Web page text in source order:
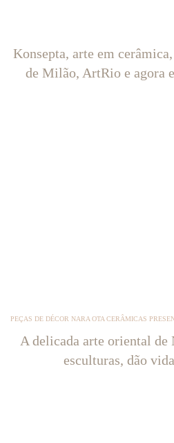
Konsepta, arte em
de Milão, ArtRio e agora
PEÇAS DE DÉCOR NARA OTA CERÂMICAS
A delicada arte oriental de
esculturas, dão